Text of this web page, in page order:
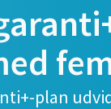
plan